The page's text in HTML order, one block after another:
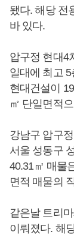
됐다. 해당 전
바 있다.
압구정 현대4
일대에 최고
현대건설이
㎡ 단일면적
강남구 압구
서울 성동구
40.31㎡ 매물
면적 매물의
같은날 트리
이뤄졌다. 해